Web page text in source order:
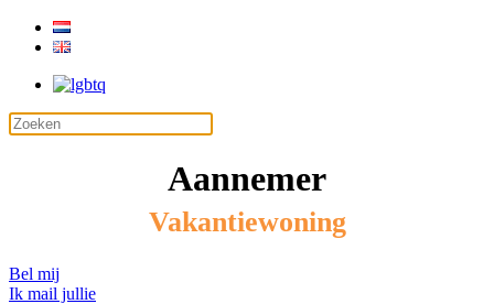
Aannemer
Vakantiewoning
Bel mij
Ik mail jullie